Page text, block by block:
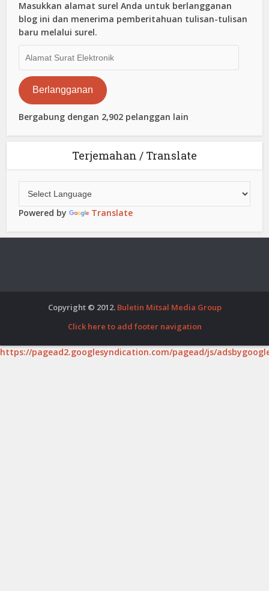
Masukkan alamat surel Anda untuk berlangganan
blog ini dan menerima pemberitahuan tulisan-tulisan
baru melalui surel.
Surat
Elektronik
Berlangganan
Bergabung dengan 2,902 pelanggan lain
Terjemahan / Translate
Powered by Translate
Copyright © 2012. Buletin Mitsal Media Group
Click here to add footer navigation
https://pagead2.googlesyndication.com/pagead/js/